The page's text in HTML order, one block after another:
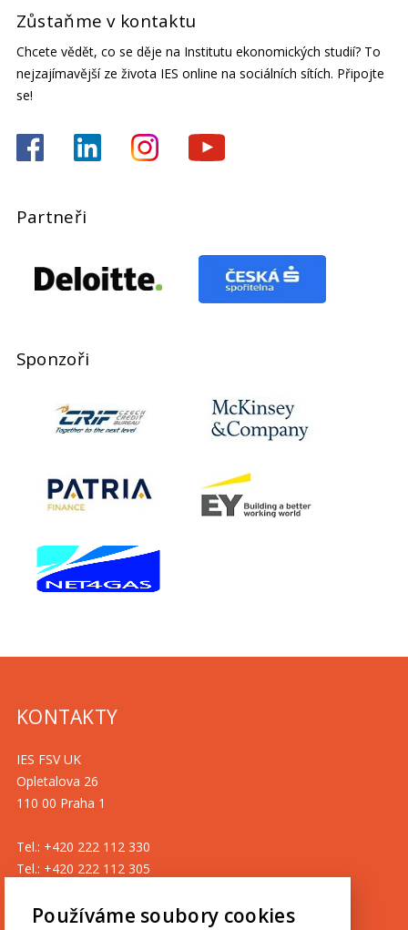
Zůstaňme v kontaktu
Chcete vědět, co se děje na Institutu ekonomických studií? To
nejzajímavější ze života IES online na sociálních sítích. Připojte
se!
Partneři
Sponzoři
KONTAKTY
IES FSV UK
Opletalova 26
110 00 Praha 1
Tel.: +420 222 112 330
Tel.: +420 222 112 305
ies@fsv.cuni.cz
Používáme soubory cookies